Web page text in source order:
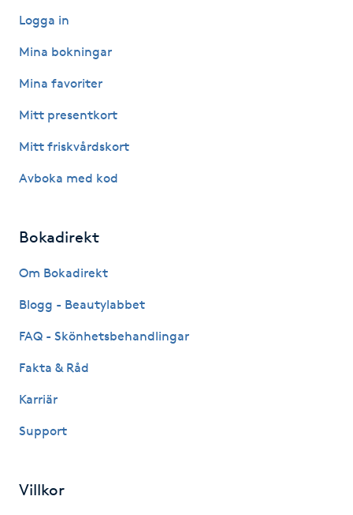
IPL
IR-massage
Japansk massage
K18
Katun fransar
Keratinbehandling
Logga in
Mina bokningar
Mina favoriter
Mitt presentkort
Mitt friskvårdskort
Avboka med kod
Bokadirekt
Om Bokadirekt
Blogg - Beautylabbet
FAQ - Skönhetsbehandlingar
Fakta & Råd
Karriär
Support
Villkor